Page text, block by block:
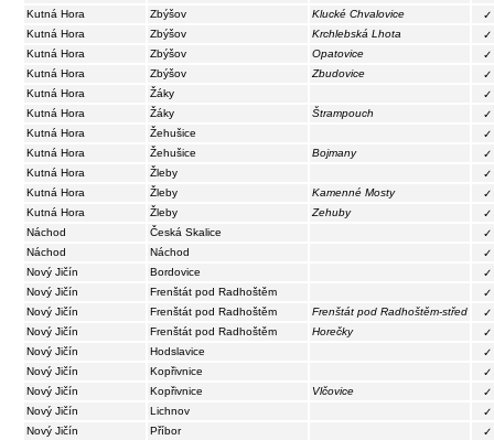
Kutná Hora
Zbýšov Klucké Chvalovice
✓
Kutná Hora
Zbýšov Krchlebská Lhota
✓
Kutná Hora
Zbýšov Opatovice
✓
Kutná Hora
Zbýšov Zbudovice
✓
Kutná Hora
Žáky
✓
Kutná Hora
Žáky Štrampouch
✓
Kutná Hora
Žehušice
✓
Kutná Hora
Žehušice Bojmany
✓
Kutná Hora
Žleby
✓
Kutná Hora
Žleby Kamenné Mosty
✓
Kutná Hora
Žleby Zehuby
✓
Náchod
Česká Skalice
✓
Náchod
Náchod
✓
Nový Jičín
Bordovice
✓
Nový Jičín
Frenštát pod Radhoštěm
✓
Nový Jičín
Frenštát pod Radhoštěm Frenštát pod Radhoštěm-střed
✓
Nový Jičín
Frenštát pod Radhoštěm Horečky
✓
Nový Jičín
Hodslavice
✓
Nový Jičín
Kopřivnice
✓
Nový Jičín
Kopřivnice Vlčovice
✓
Nový Jičín
Lichnov
✓
Nový Jičín
Příbor
✓